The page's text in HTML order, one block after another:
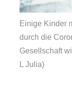
Einige Kinder
durch die
Gesellschaft
L Julia)